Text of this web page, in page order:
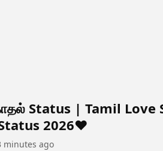
Status | Tamil Love
2026❤️
minutes ago